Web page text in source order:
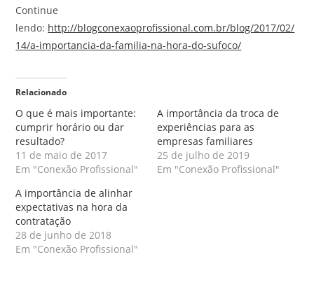
Continue
lendo: http://blogconexaoprofissional.com.br/blog/2017/02/
14/a-importancia-da-familia-na-hora-do-sufoco/
Relacionado
O que é mais importante:
cumprir horário ou dar
resultado?
11 de maio de 2017
Em "Conexão Profissional"
A importância da troca de
experiências para as
empresas familiares
25 de julho de 2019
Em "Conexão Profissional"
A importância de alinhar
expectativas na hora da
contratação
28 de junho de 2018
Em "Conexão Profissional"